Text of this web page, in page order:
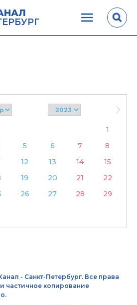
1
5 6 7
8
12 13 14
15
19 20 21
22
26 27 28
29
- Санкт-Петербург. Все права
частичное копирование